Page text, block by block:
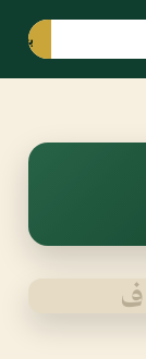
بحث
ف